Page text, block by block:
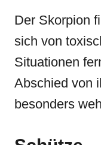
Der Skorpion
sich von
Situationen
Abschied von
besonders